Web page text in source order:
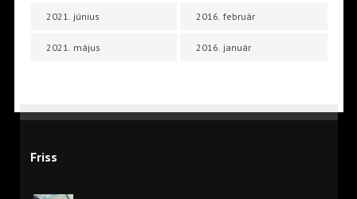
2021. június
2021. május
2016. február
2016. január
Friss